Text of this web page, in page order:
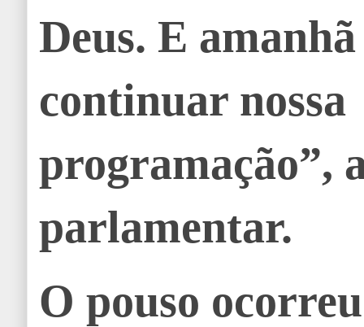
Deus. E
continuar nossa
programação”,
parlamentar.
O pouso